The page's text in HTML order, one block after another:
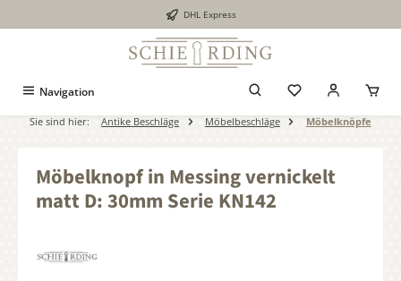
DHL Express
Navigation
Sie sind hier: Antike Beschläge Möbelbeschläge Möbelknöpfe
Möbelknopf in Messing vernickelt
matt D: 30mm Serie KN142